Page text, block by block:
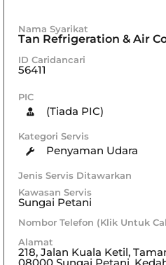
Nama Syarikat
Tan Refrigeration & Air
ID Caridancari
56411
PIC
(Tiada PIC)
Kategori Servis
Penyaman Udara
Jenis Servis Ditawarkan
Kawasan Servis
Sungai Petani
Nombor Telefon (Klik Untuk
Alamat
218, Jalan Kuala Ketil,